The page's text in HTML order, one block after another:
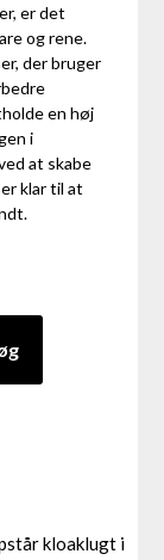
er det
og rene.
der bruger
en høj
i
at skabe
klar til at
kloaklugt i